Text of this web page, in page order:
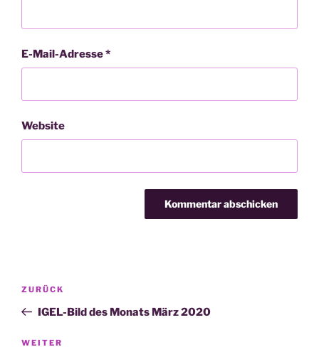
E-Mail-Adresse*
Website
Beitragsnavigation
Vorheriger
Beitrag
ZURÜCK
IGEL-Bild des Monats März 2020
Nächster
WEITER